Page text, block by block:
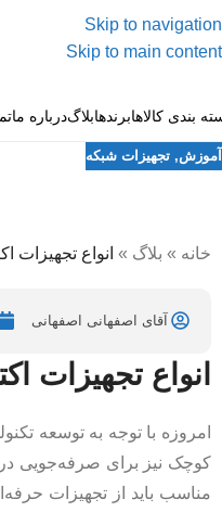
Skip to navigation
Skip to main content
بندی کالاهابرندهابلاگدرباره ما
آموزش, تجهیزات شبکه
خانه » بلاگ » انواع تجهیزات
آقای اصفهانی اصفهانی
انواع تجهیزات
امروزه با توجه به توسعه
کوچک نیز برای صرفه‌جویی در
مناسب باید از تجهیزات